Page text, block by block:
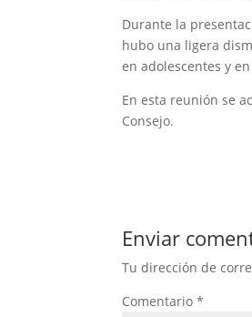
Durante la
hubo una ligera
en adolescentes y
En esta reunión se
Consejo.
Enviar
Tu dirección de
Comentario*